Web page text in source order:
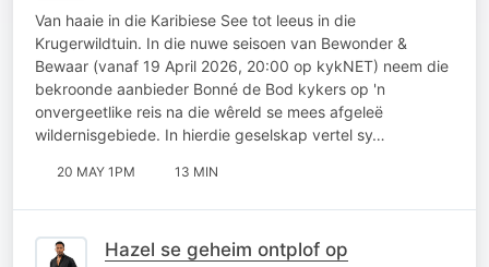
omgee"
Van haaie in die Karibiese See tot leeus in die
Krugerwildtuin. In die nuwe seisoen van Bewonder &
Bewaar (vanaf 19 April 2026, 20:00 op kykNET) neem die
bekroonde aanbieder Bonné de Bod kykers op 'n
onvergeetlike reis na die wêreld se mees afgeleë
wildernisgebiede. In hierdie geselskap vertel sy…
20 MAY 1PM 13 MIN
Hazel se geheim ontplof op